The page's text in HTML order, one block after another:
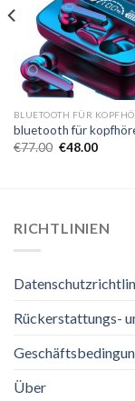
BLUETOOTH FÜR
bluetooth für
€77.00 €48.00
RICHTLINIEN
Rückerstattungs-
Über